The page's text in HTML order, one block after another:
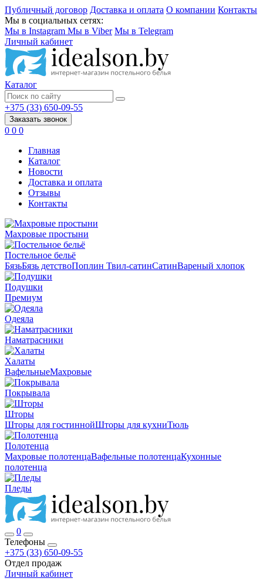
Публичный договор Доставка и оплата О компании Контакты
Мы в социальных сетях:
Мы в Instagram Мы в Viber Мы в Telegram
Личный кабинет
Каталог
+375 (33) 650-09-55
Заказать звонок
0 0 0
Главная
Каталог
Новости
Доставка и оплата
Отзывы
Контакты
Махровые простыни
Постельное бельё
БязьБязь детствоПоплин Твил-сатинСатинВареный хлопок
Подушки
Премиум
Одеяла
Наматрасники
Халаты
ВафельныеМахровые
Покрывала
Шторы
Шторы для гостиннойШторы для кухниТюль
Полотенца
Махровые полотенцаВафельные полотенцаКухонные
полотенца
Пледы
0
Телефоны
+375 (33) 650-09-55
Отдел продаж
Личный кабинет